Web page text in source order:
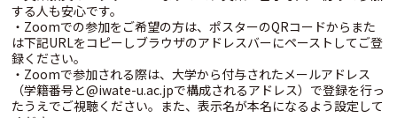
する人も安心です。
・Zoomでの参加をご希望の方は、ポスターのQRコードからまた
は下記URLをコピーしブラウザのアドレスバーにペーストしてご登
録ください。
・Zoomで参加される際は、大学から付与されたメールアドレス
（学籍番号と@iwate-u.ac.jpで構成されるアドレス）で登録を行っ
たうえでご視聴ください。また、表示名が本名になるよう設定して